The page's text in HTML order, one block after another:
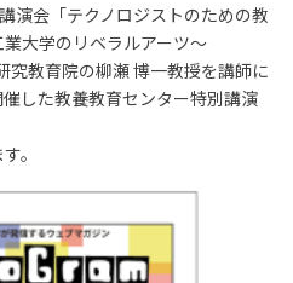
演会「テクノロジストのための教
大学のリベラルアーツ～
究教育院の柳瀬 博一教授を講師に
した教養教育センター特別講演
。